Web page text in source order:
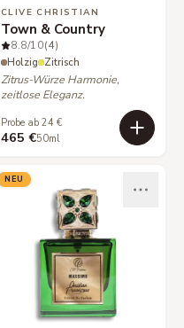
CLIVE CHRISTIAN
Town & Country
8.8/10(4)
Holzig Zitrisch
Zitrus-Würze Harmonie,
zeitlose Eleganz.
Probe ab 24 €
465 €50ml
NEU